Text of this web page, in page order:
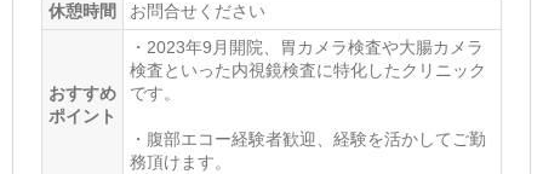
休憩時間
お問合せください
おすすめ
ポイント
・2023年9月開院、胃カメラ検査や大腸カメラ
検査といった内視鏡検査に特化したクリニック
です。
・腹部エコー経験者歓迎、経験を活かしてご勤
務頂けます。